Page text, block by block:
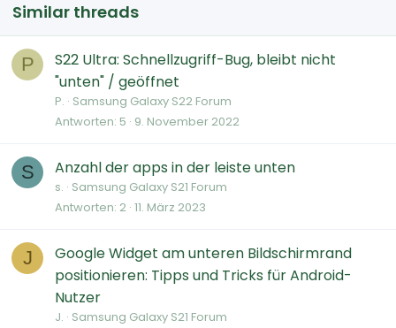
Similar threads
P
S22 Ultra: Schnellzugriff-Bug, bleibt nicht
"unten" / geöffnet
P. Samsung Galaxy S22 Forum
Antworten 5 9. November 2022
S Anzahl der apps in der leiste unten
s. Samsung Galaxy S21 Forum
Antworten 2 11. März 2023
J
Google Widget am unteren Bildschirmrand
positionieren: Tipps und Tricks für Android-
Nutzer
J. Samsung Galaxy S21 Forum